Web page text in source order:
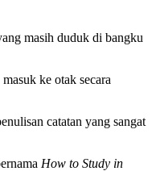
masih duduk di bangku
ke otak secara
catatan yang sangat
How to Study in